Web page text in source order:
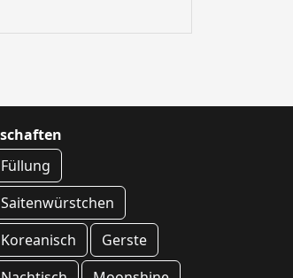
Füllung
Saitenwürstchen
Koreanisch
Gerste